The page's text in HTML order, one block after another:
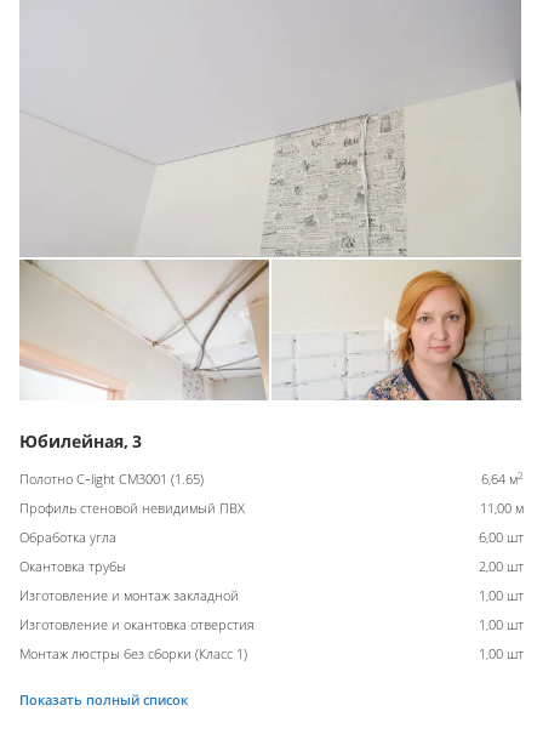
Юбилейная, 3
Полотно C-light CM3001 (1.65) 6,64 м2
Профиль стеновой невидимый ПВХ
11,00 м
Обработка угла
6,00 шт
Окантовка трубы
2,00 шт
Изготовление и монтаж закладной
1,00 шт
Изготовление и окантовка отверстия
1,00 шт
Монтаж люстры без сборки (Класс 1)
1,00 шт
Показать полный список